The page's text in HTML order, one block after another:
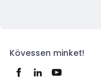
Kövessen minket!